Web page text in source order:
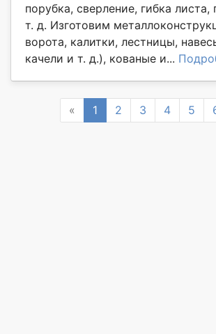
порубка, сверление, гибка листа,
т. д. Изготовим
ворота, калитки, лестницы,
качели и т. д.), кованые и...
« Previous
1 2 3 4 5